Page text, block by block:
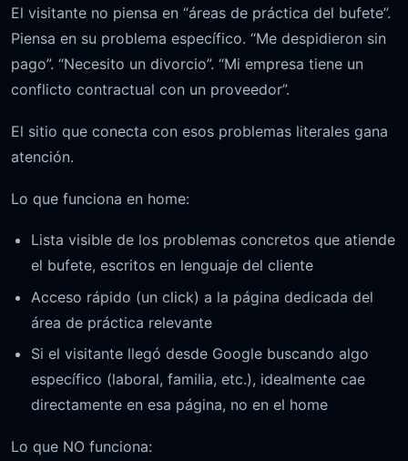
El visitante no piensa en “áreas de práctica del bufete”.
Piensa en su problema específico. “Me despidieron sin
pago”. “Necesito un divorcio”. “Mi empresa tiene un
conflicto contractual con un proveedor”.
El sitio que conecta con esos problemas literales gana
atención.
Lo que funciona en home:
Lista visible de los problemas concretos que atiende
el bufete, escritos en lenguaje del cliente
Acceso rápido (un click) a la página dedicada del
área de práctica relevante
Si el visitante llegó desde Google buscando algo
específico (laboral, familia, etc.), idealmente cae
directamente en esa página, no en el home
Lo que NO funciona: